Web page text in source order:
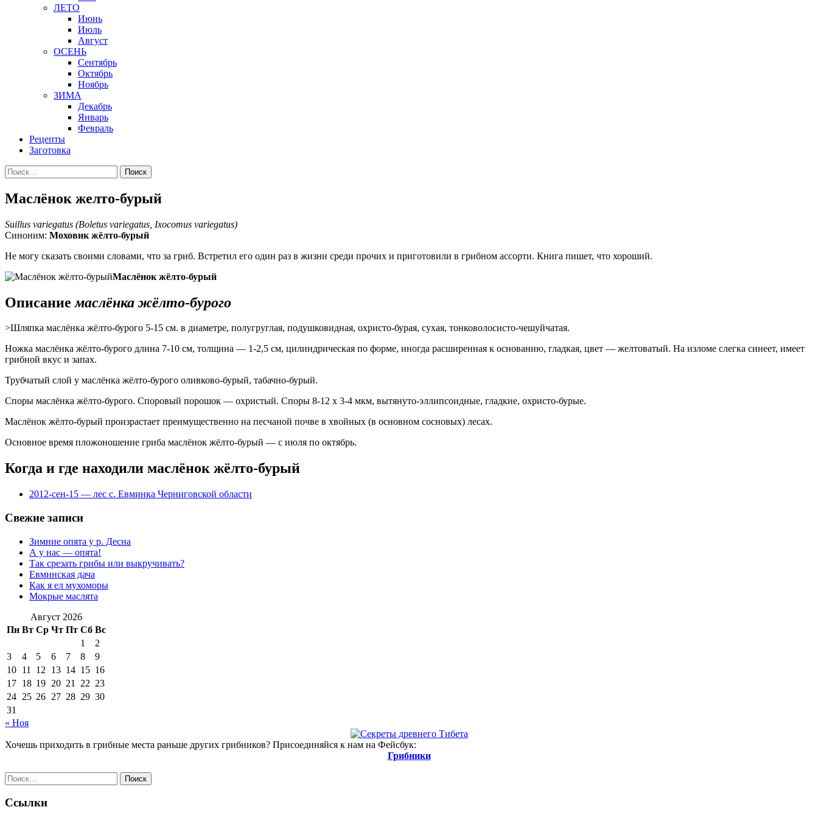
ЛЕТО
Июнь
Июль
Август
ОСЕНЬ
Сентябрь
Октябрь
Ноябрь
ЗИМА
Декабрь
Январь
Февраль
Рецепты
Заготовка
Найти:
Маслёнок желто-бурый
Suillus variegatus (Boletus variegatus, Ixocomus variegatus)
Синоним: Моховик жёлто-бурый
Не могу сказать своими словами, что за гриб. Встретил его один раз в жизни среди прочих и приготовили в грибном ассорти. Книга пишет, что хороший.
Маслёнок жёлто-бурый
Описаниемаслёнка жёлто-бурого
>Шляпка маслёнка жёлто-бурого 5-15 см. в диаметре, полугруглая, подушковидная, охристо-бурая, сухая, тонковолосисто-чешуйчатая.
Ножка маслёнка жёлто-бурого длина 7-10 см, толщина — 1-2,5 см, цилиндрическая по форме, иногда расширенная к основанию, гладкая, цвет — желтоватый. На изломе слегка синеет, имеет
грибной вкус и запах.
Трубчатый слой у маслёнка жёлто-бурого оливково-бурый, табачно-бурый.
Споры маслёнка жёлто-бурого. Споровый порошок — охристый. Споры 8-12 х 3-4 мкм, вытянуто-эллипсоидные, гладкие, охристо-бурые.
Маслёнок жёлто-бурый произрастает преимущественно на песчаной почве в хвойных (в основном сосновых) лесах.
Основное время пложоношение гриба маслёнок жёлто-бурый — с июля по октябрь.
Когда и где находили маслёнок жёлто-бурый
2012-сен-15 — лес с. Евминка Черниговской области
Свежие записи
Зимние опята у р. Десна
А у нас — опята!
Так срезать грибы или выкручивать?
Евминская дача
Как я ел мухоморы
Мокрые маслята
Август 2026
Пн Вт Ср Чт Пт Сб Вс
1
2
3
4 5 6 7 8
9
10 11 12 13 14 15 16
17 18 19 20 21 22 23
24 25 26 27 28 29 30
31
« Ноя
Хочешь приходить в грибные места раньше других грибников? Присоединяйся к нам на Фейсбук:
Грибники
Найти:
Ссылки